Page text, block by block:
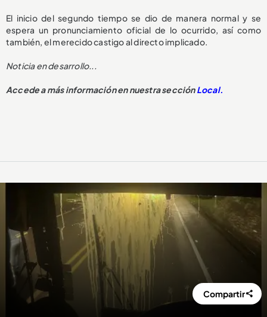
El inicio del segundo tiempo se dio de manera normal y se
espera un pronunciamiento oficial de lo ocurrido, así como
también, el merecido castigo al directo implicado.
Noticia en desarrollo...
Accede a más información en nuestra secciónLocal.
Compartir